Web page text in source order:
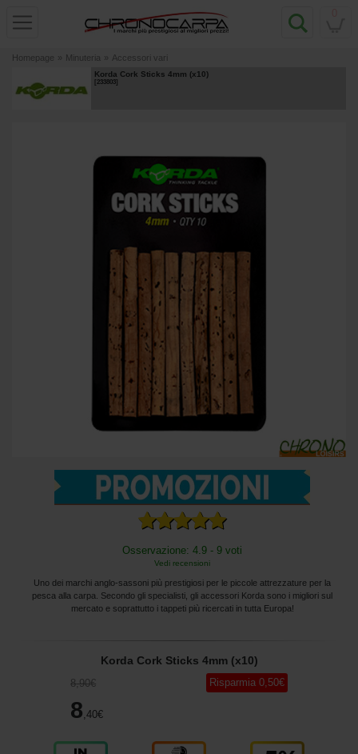
Homepage » Minuteria » Accessori vari
Korda Cork Sticks 4mm (x10)
[233803]
Osservazione: 4.9 - 9 voti
Vedi recensioni
Uno dei marchi anglo-sassoni più prestigiosi per le piccole attrezzature per la
pesca alla carpa. Secondo gli specialisti, gli accessori Korda sono i migliori sul
mercato e soprattutto i tappeti più ricercati in tutta Europa!
Korda Cork Sticks 4mm (x10)
8,90€
8 ,40€
Risparmia 0,50€